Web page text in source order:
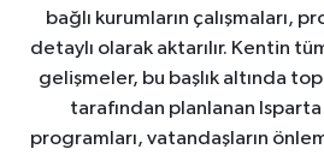
bağlı kurumların çalışmaları,
detaylı olarak aktarılır. Kentin
gelişmeler, bu başlık altında
tarafından planlanan
programları, vatandaşların